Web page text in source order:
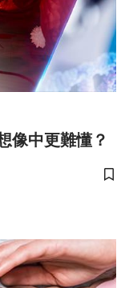
什麼比想像中更難懂？
儲